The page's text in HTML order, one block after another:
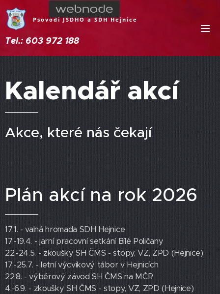
Psovodi JSDHO a SDH Hejnice
Tel.: 603 972 188
Kalendář akcí
Akce, které nás čekají
Plán akcí na rok 2026
17.1. - valná hromada SDH Hejnice
17.-19.4. - jarní pracovní setkání Bílé Poličany
22.-24.5. - zkoušky SH ČMS - stopy, VZ, ZPD (Hejnice)
17.-25.7. - letní výcvikový tábor v Hejnicích
22.8. - výběrový závod SH ČMS na MČR
4.-6.9. - zkoušky SH ČMS - stopy, VZ, ZPD (Hejnice)